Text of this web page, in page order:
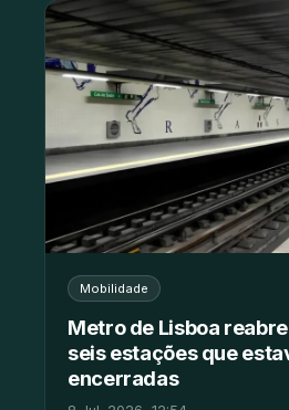
Mobilidade
Metro de Lisboa
seis estações que
encerradas